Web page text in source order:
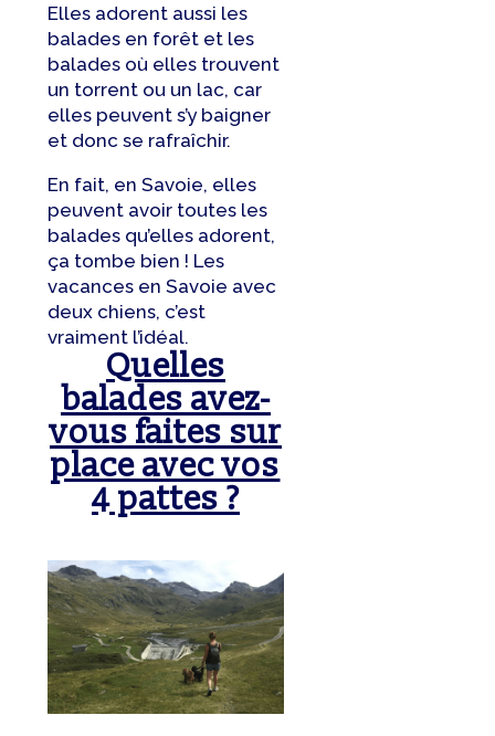
Elles adorent aussi les
balades en forêt et les
balades où elles trouvent
un torrent ou un lac, car
elles peuvent s’y baigner
et donc se rafraîchir.
En fait, en Savoie, elles
peuvent avoir toutes les
balades qu’elles adorent,
ça tombe bien ! Les
vacances en Savoie avec
deux chiens, c’est
vraiment l’idéal.
Quelles
balades avez-
vous faites sur
place avec vos
4 pattes ?